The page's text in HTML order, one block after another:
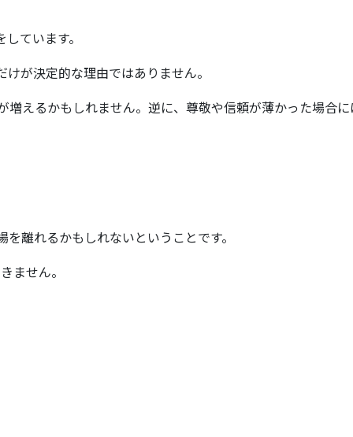
ています。
が決定的な理由ではありません。
えるかもしれません。逆に、尊敬や信頼が薄かった場合
離れるかもしれないということです。
ません。